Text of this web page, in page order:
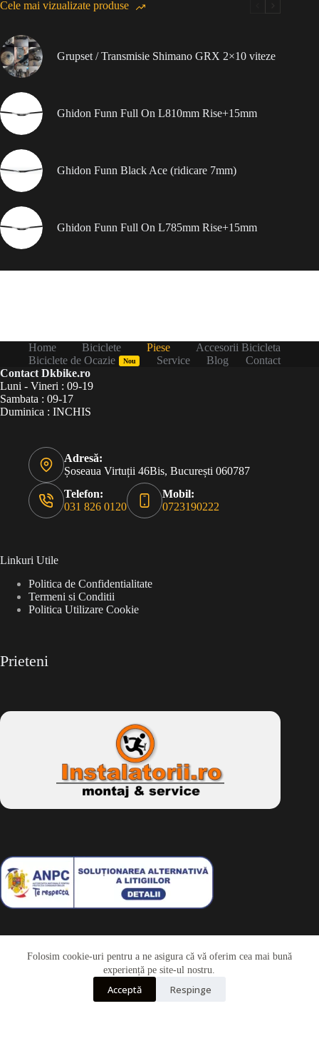
Folosim cookie-uri pentru a ne asigura că vă oferim cea mai bună
experiență pe site-ul nostru.
Acceptă Respinge
Cele mai vizualizate produse
Grupset / Transmisie Shimano GRX 2×10 viteze
Ghidon Funn Full On L810mm Rise+15mm
Ghidon Funn Black Ace (ridicare 7mm)
Ghidon Funn Full On L785mm Rise+15mm
Home Biciclete Piese
Accesorii Bicicleta
Biciclete de Ocazie
Nou Service Blog
Contact
Contact Dkbike.ro
Luni - Vineri : 09-19
Sambata : 09-17
Duminica : INCHIS
Adresă:
Șoseaua Virtuții 46Bis, București 060787
Telefon:
031 826 0120
Mobil:
0723190222
Linkuri Utile
Politica de Confidentialitate
Termeni si Conditii
Politica Utilizare Cookie
Prieteni
Drepturi de autor © 2026 - Dkbike.ropowered by